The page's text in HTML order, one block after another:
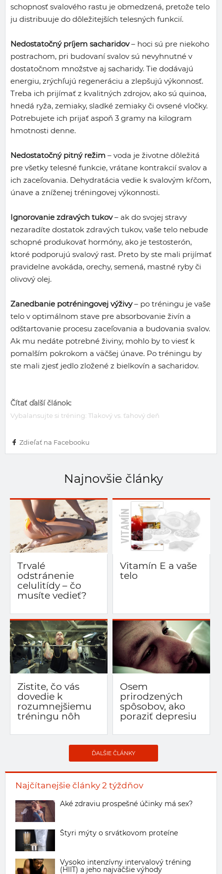
schopnosť svalového rastu je obmedzená, pretože telo
ju distribuuje do dôležitejších telesných funkcií.
Nedostatočný príjem sacharidov– hoci sú pre niekoho
postrachom, pri budovaní svalov sú nevyhnutné v
dostatočnom množstve aj sacharidy. Tie dodávajú
energiu, zrýchľujú regeneráciu a zlepšujú výkonnosť.
Treba ich prijímať z kvalitných zdrojov, ako sú quinoa,
hnedá ryža, zemiaky, sladké zemiaky či ovsené vločky.
Potrebujete ich prijať aspoň 3 gramy na kilogram
hmotnosti denne.
Nedostatočný pitný režim – voda je životne dôležitá
pre všetky telesné funkcie, vrátane kontrakcií svalov a
ich zaceľovania. Dehydratácia vedie k svalovým kŕčom,
únave a zníženej tréningovej výkonnosti.
Ignorovanie zdravých tukov– ak do svojej stravy
nezaradíte dostatok zdravých tukov, vaše telo nebude
schopné produkovať hormóny, ako je testosterón,
ktoré podporujú svalový rast. Preto by ste mali prijímať
pravidelne avokáda, orechy, semená, mastné ryby či
olivový olej.
Zanedbanie potréningovej výživy– po tréningu je vaše
telo v optimálnom stave pre absorbovanie živín a
odštartovanie procesu zaceľovania a budovania svalov.
Ak mu nedáte potrebné živiny, mohlo by to viesť k
pomalším pokrokom a väčšej únave. Po tréningu by
ste mali zjesť jedlo zložené z bielkovín a sacharidov.
Čítať ďalší článok:
Vybalansujte si tréning: Tlakový vs. ťahový deň
Zdieľať na Facebooku
Najčítanejšie články 2 týždňov
Aké zdraviu prospešné účinky má sex?
Štyri mýty o srvátkovom proteíne
Vysoko intenzívny intervalový tréning
(HIIT) a jeho najväčšie výhody
Najnovšie články
Trvalé
odstránenie
celulitídy – čo
musíte vedieť?
Vitamín E a vaše
telo
Zistite, čo vás
dovedie k
rozumnejšiemu
tréningu nôh
Osem
prirodzených
spôsobov, ako
poraziť depresiu
ĎALŠIE ČLÁNKY